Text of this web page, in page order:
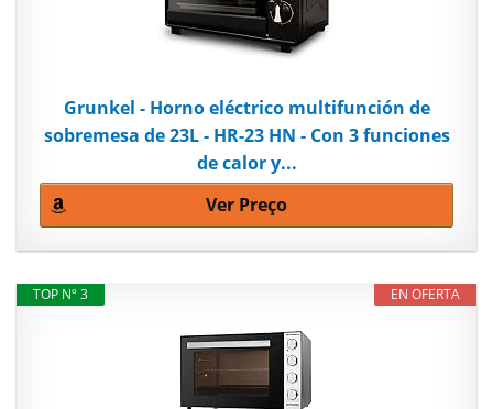
Grunkel - Horno eléctrico multifunción de
sobremesa de 23L - HR-23 HN - Con 3 funciones
de calor y...
Ver Preço
EN OFERTA
TOP Nº 3